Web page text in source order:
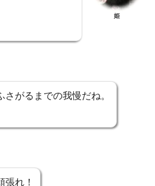
姫
さがるまでの我慢だね。
張れ！